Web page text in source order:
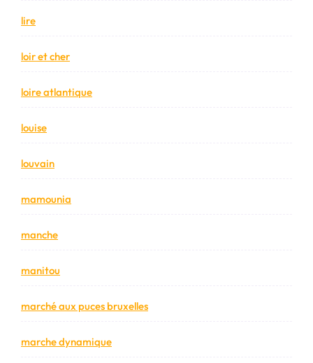
lire
loir et cher
loire atlantique
louise
louvain
mamounia
manche
manitou
marché aux puces bruxelles
marche dynamique